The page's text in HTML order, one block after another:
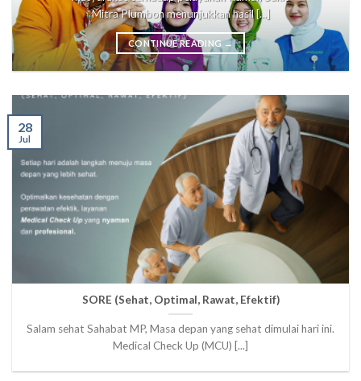
Mitra Plumbon menunjukkan hasil [...]
CONTINUE READING→
SORE (Sehat, Optimal, Rawat, Efektif)
Salam sehat Sahabat MP, Masa depan yang sehat dimulai hari ini.
Medical Check Up (MCU) [...]
28
Jul